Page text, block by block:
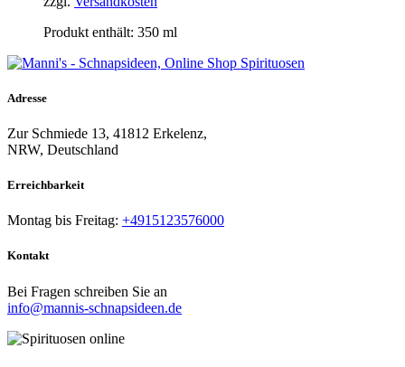
Produkt enthält: 350 ml
Adresse
Zur Schmiede 13, 41812 Erkelenz,
NRW, Deutschland
Erreichbarkeit​
Montag bis Freitag: +4915123576000
Kontakt
Bei Fragen schreiben Sie an
info@mannis-schnapsideen.de